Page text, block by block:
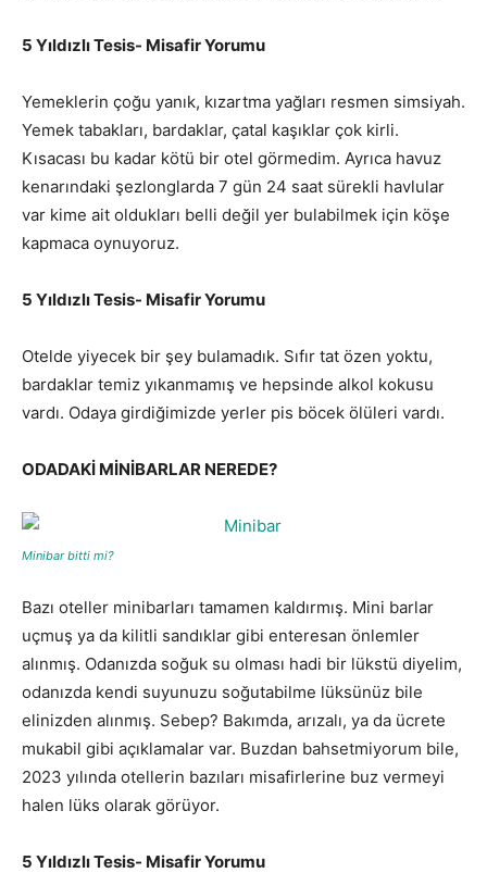
5 Yıldızlı Tesis- Misafir Yorumu
Yemeklerin çoğu yanık, kızartma yağları resmen simsiyah.
Yemek tabakları, bardaklar, çatal kaşıklar çok kirli.
Kısacası bu kadar kötü bir otel görmedim. Ayrıca havuz
kenarındaki şezlonglarda 7 gün 24 saat sürekli havlular
var kime ait oldukları belli değil yer bulabilmek için köşe
kapmaca oynuyoruz.
5 Yıldızlı Tesis- Misafir Yorumu
Otelde yiyecek bir şey bulamadık. Sıfır tat özen yoktu,
bardaklar temiz yıkanmamış ve hepsinde alkol kokusu
vardı. Odaya girdiğimizde yerler pis böcek ölüleri vardı.
ODADAKİ MİNİBARLAR NEREDE?
Minibar bitti mi?
Bazı oteller minibarları tamamen kaldırmış. Mini barlar
uçmuş ya da kilitli sandıklar gibi enteresan önlemler
alınmış. Odanızda soğuk su olması hadi bir lükstü diyelim,
odanızda kendi suyunuzu soğutabilme lüksünüz bile
elinizden alınmış. Sebep? Bakımda, arızalı, ya da ücrete
mukabil gibi açıklamalar var. Buzdan bahsetmiyorum bile,
2023 yılında otellerin bazıları misafirlerine buz vermeyi
halen lüks olarak görüyor.
5 Yıldızlı Tesis- Misafir Yorumu